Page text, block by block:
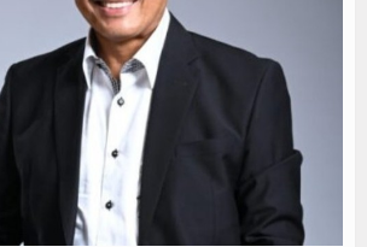
Persib Gagal Juara, Ateng Sutisna Ajak
Bupati Majalengka Ajak Ribuan Bobotoh Doakan
Ateng Sutisna Satukan Ribuan Bobotoh, Nobar
SIAL Food & Drinks Indonesia 2026 Perkuat
Kapolres Majalengka Ajak Bobotoh Junjung
Munjirin Panen Padi Ciherang di Cakung, Urban
PTPN I Ubah Aset Jadi Mesin Pertumbuhan,